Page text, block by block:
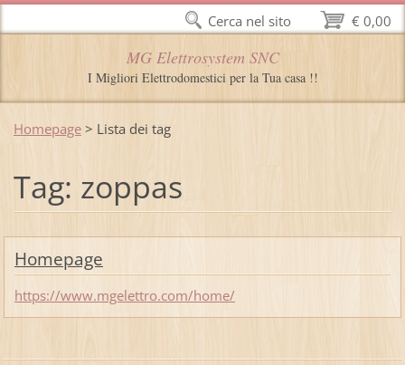
MG Elettrosystem SNC
I Migliori Elettrodomestici per la Tua casa !!
Homepage > Lista dei tag
Tag: zoppas
Homepage
https://www.mgelettro.com/home/
€ 0,00
Cerca nel sito